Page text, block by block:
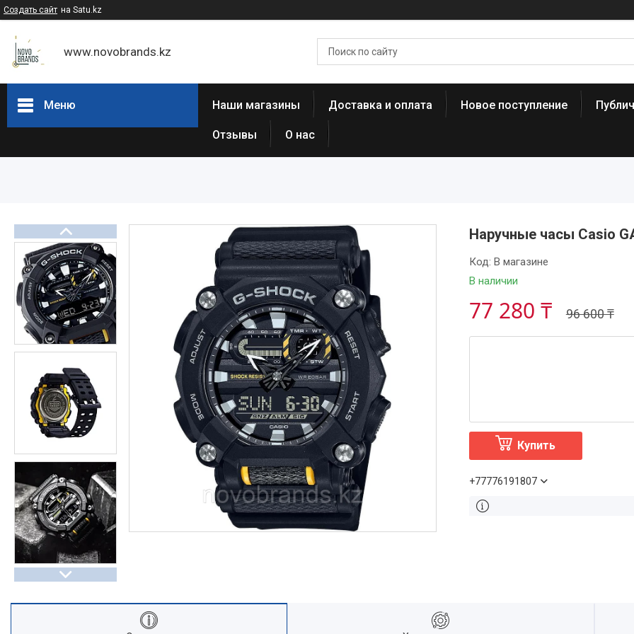
Создать сайт на Satu.kz
www.novobrands.kz
Меню
Часы Casio Pro Trek
Atlantic (Швейцария,est 1888)
Casio-Женские часы
Часы Casio Retro
Часы ORIENT
Часы Восток (Чистопольский
завод)
Casio спортивные часы
Будильники / настольные часы
Парные модели | СКИДКИ
Новости
Статьи
Наши магазины Доставка и оплата Новое поступление
Отзывы О нас
Наручные часы Casio
В наличии
Код: В магазине
96 600 ₸
77 280 ₸
Купить
+77776191807